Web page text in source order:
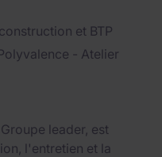
et BTP
- Atelier
leader, est
l'entretien et la